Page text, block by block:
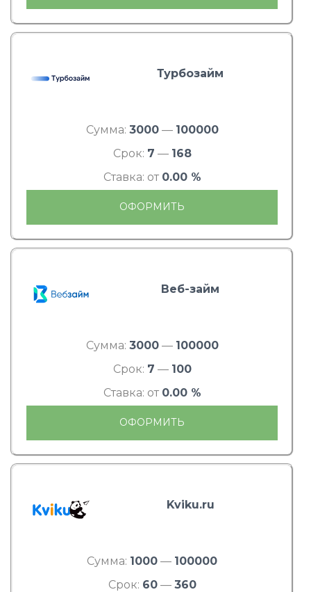
Турбозайм
Сумма: 3000— 100000
Срок: 7 — 168
Ставка: от 0.00 %
ОФОРМИТЬ
Веб-займ
Сумма: 3000— 100000
Срок: 7 — 100
Ставка: от 0.00 %
ОФОРМИТЬ
Kviku.ru
Сумма: 1000 — 100000
Срок: 60— 360